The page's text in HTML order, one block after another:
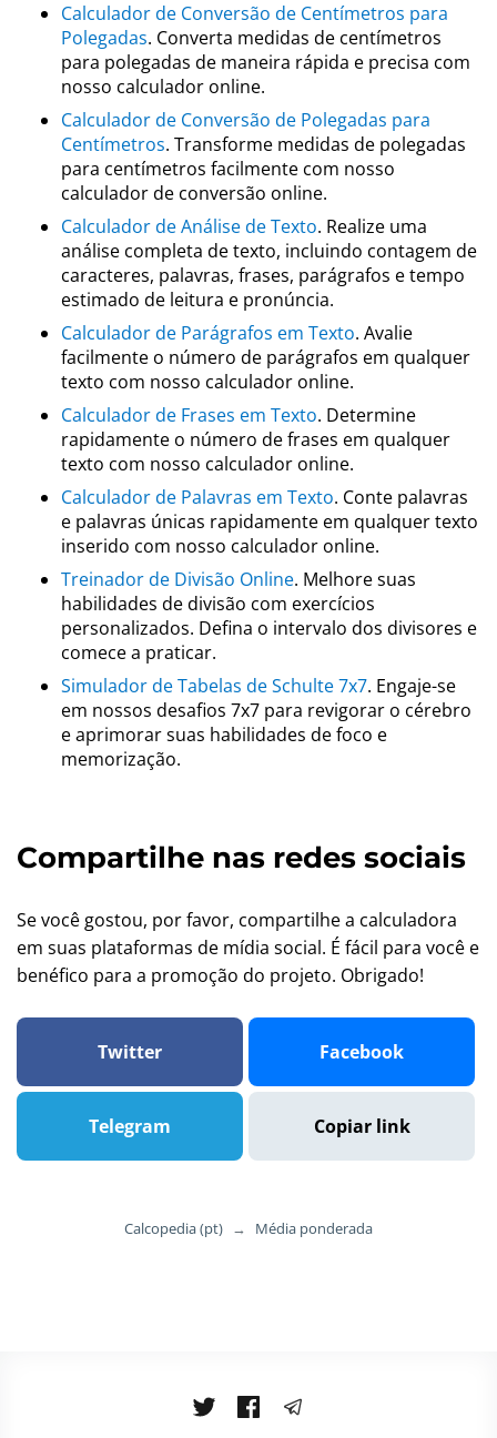
Calculador de Conversão de Centímetros para
Polegadas. Converta medidas de centímetros
para polegadas de maneira rápida e precisa com
nosso calculador online.
Calculador de Conversão de Polegadas para
Centímetros. Transforme medidas de polegadas
para centímetros facilmente com nosso
calculador de conversão online.
Calculador de Análise de Texto. Realize uma
análise completa de texto, incluindo contagem de
caracteres, palavras, frases, parágrafos e tempo
estimado de leitura e pronúncia.
Calculador de Parágrafos em Texto. Avalie
facilmente o número de parágrafos em qualquer
texto com nosso calculador online.
Calculador de Frases em Texto. Determine
rapidamente o número de frases em qualquer
texto com nosso calculador online.
Calculador de Palavras em Texto. Conte palavras
e palavras únicas rapidamente em qualquer texto
inserido com nosso calculador online.
Treinador de Divisão Online. Melhore suas
habilidades de divisão com exercícios
personalizados. Defina o intervalo dos divisores e
comece a praticar.
Simulador de Tabelas de Schulte 7x7. Engaje-se
em nossos desafios 7x7 para revigorar o cérebro
e aprimorar suas habilidades de foco e
memorização.
Compartilhe nas redes sociais
Se você gostou, por favor, compartilhe a calculadora
em suas plataformas de mídia social. É fácil para você e
benéfico para a promoção do projeto. Obrigado!
Twitter Facebook
Telegram Copiar link
Calcopedia (pt) → Média ponderada